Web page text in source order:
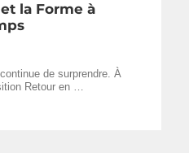
la Forme à
de surprendre. À
Retour en …